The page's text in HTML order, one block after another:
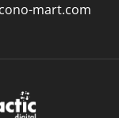
mart.com